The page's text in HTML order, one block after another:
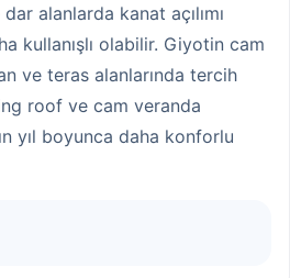
alanlarda kanat açılımı
kullanışlı olabilir. Giyotin cam
ve teras alanlarında tercih
roof ve cam veranda
yıl boyunca daha konforlu